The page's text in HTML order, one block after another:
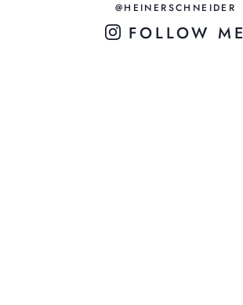
@HEINERSCHNEIDER
FOLLOW ME